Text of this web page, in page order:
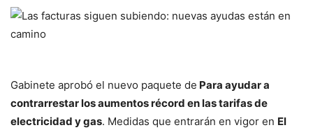
Gabinete aprobó el nuevo paquete de Para ayudar a
contrarrestar los aumentos récord en las tarifas de
electricidad y gas. Medidas que entrarán en vigor en El